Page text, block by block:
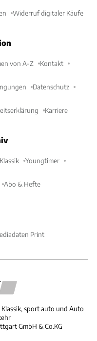
Widerruf digitaler Käufe
von A-Z Kontakt
Datenschutz
Karriere
Youngtimer
Abo & Hefte
Print
sport auto und Auto
GmbH & Co.KG